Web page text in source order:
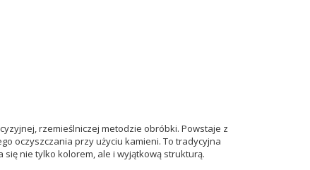
rzemieślniczej metodzie obróbki. Powstaje z
oczyszczania przy użyciu kamieni. To tradycyjna
nie tylko kolorem, ale i wyjątkową strukturą.